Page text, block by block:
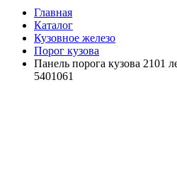
Главная
Каталог
Кузовное железо
Порог кузова
Панель порога кузова
5401061